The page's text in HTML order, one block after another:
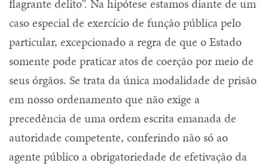
flagrante delito”. Na hipótese estamos diante de um
caso especial de exercício de função pública pelo
particular, excepcionado a regra de que o Estado
somente pode praticar atos de coerção por meio de
seus órgãos. Se trata da única modalidade de prisão
em nosso ordenamento que não exige a
precedência de uma ordem escrita emanada de
autoridade competente, conferindo não só ao
agente público a obrigatoriedade de efetivação da